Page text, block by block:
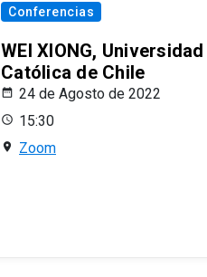
Conferencias
WEI XIONG, Universidad
Católica de Chile
24 de Agosto de 2022
15:30
Zoom